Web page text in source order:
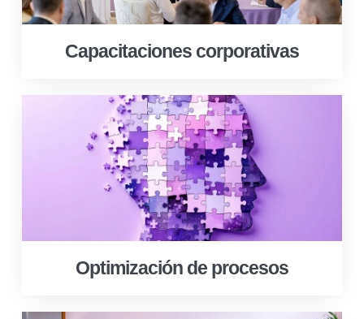
Capacitaciones corporativas
Optimización de procesos